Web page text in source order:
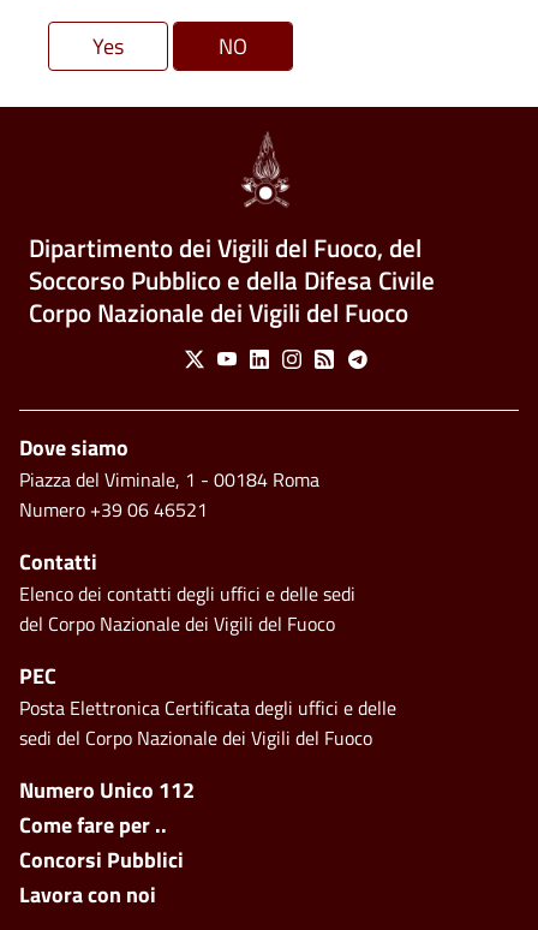
Dipartimento dei Vigili del Fuoco, del
Soccorso Pubblico e della Difesa Civile
Corpo Nazionale dei Vigili del Fuoco
Social Menu
X YoutubeLinkedinInstagram
Feed Telegram
Footer side menu
Numero Unico 112
Come fare per ..
Concorsi Pubblici
Lavora con noi
Piè di pagina
Dove siamo
Piazza del Viminale, 1 - 00184 Roma
Numero +39 06 46521
Contatti
Elenco dei contatti degli uffici e delle sedi
del Corpo Nazionale dei Vigili del Fuoco
PEC
Posta Elettronica Certificata degli uffici e delle
sedi del Corpo Nazionale dei Vigili del Fuoco